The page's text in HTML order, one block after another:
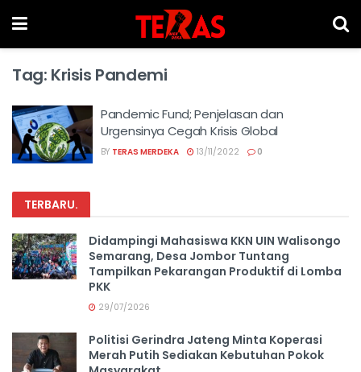
Tag: Krisis Pandemi
Pandemic Fund; Penjelasan dan
Urgensinya Cegah Krisis Global
BY TERAS MERDEKA 13/11/2022 0
TERBARU.
Didampingi Mahasiswa KKN UIN Walisongo
Semarang, Desa Jombor Tuntang
Tampilkan Pekarangan Produktif di Lomba
PKK
29/07/2026
Politisi Gerindra Jateng Minta Koperasi
Merah Putih Sediakan Kebutuhan Pokok